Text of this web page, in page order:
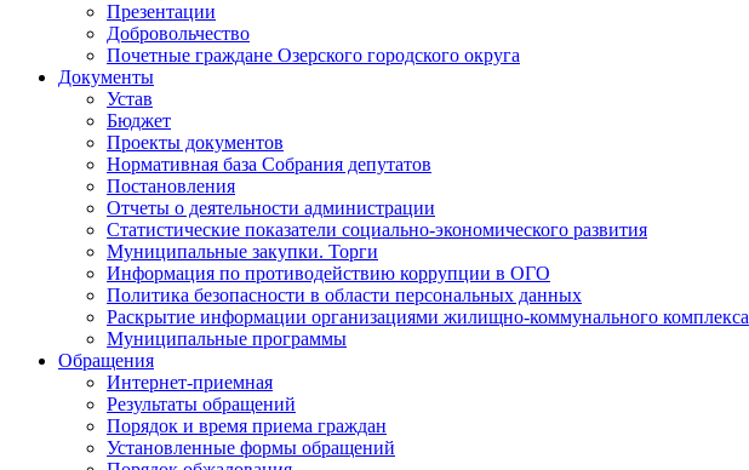
Презентации
Добровольчество
Почетные граждане Озерского городского округа
Документы
Устав
Бюджет
Проекты документов
Нормативная база Собрания депутатов
Постановления
Отчеты о деятельности администрации
Статистические показатели социально-экономического развития
Муниципальные закупки. Торги
Информация по противодействию коррупции в ОГО
Политика безопасности в области персональных данных
Раскрытие информации организациями жилищно-коммунального комплекса
Муниципальные программы
Обращения
Интернет-приемная
Результаты обращений
Порядок и время приема граждан
Установленные формы обращений